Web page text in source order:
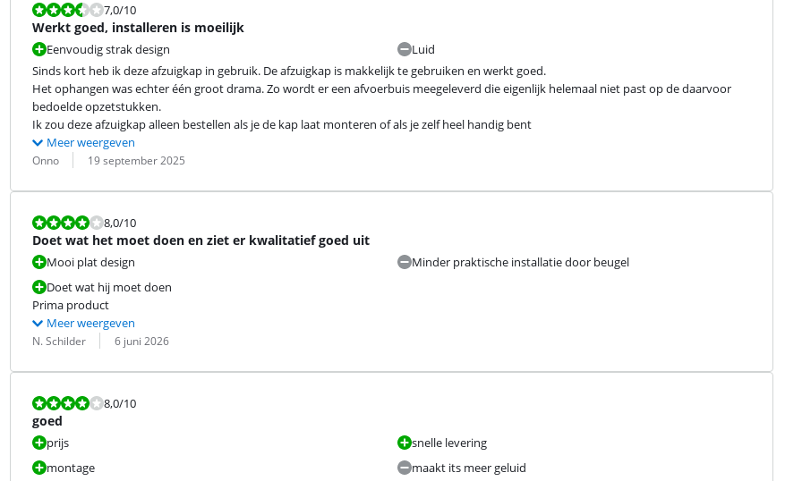
Beoordeling is 7,0 van de 10.
7,0/10
Werkt goed, installeren is moeilijk
Eenvoudig strak design
Luid
Sinds kort heb ik deze afzuigkap in gebruik. De afzuigkap is makkelijk te gebruiken en werkt goed.
Het ophangen was echter één groot drama. Zo wordt er een afvoerbuis meegeleverd die eigenlijk helemaal niet past op de daarvoor
bedoelde opzetstukken.
Ik zou deze afzuigkap alleen bestellen als je de kap laat monteren of als je zelf heel handig bent
Meer weergeven
Beoordeling door:
Onno
Datum: 19 september 2025
Beoordeling is 8,0 van de 10.
8,0/10
Doet wat het moet doen en ziet er kwalitatief goed uit
Mooi plat design
Doet wat hij moet doen
Minder praktische installatie door beugel
Prima product
Meer weergeven
Beoordeling door:
N. Schilder
Datum: 6 juni 2026
Beoordeling is 8,0 van de 10.
8,0/10
goed
prijs
montage
snelle levering
maakt its meer geluid